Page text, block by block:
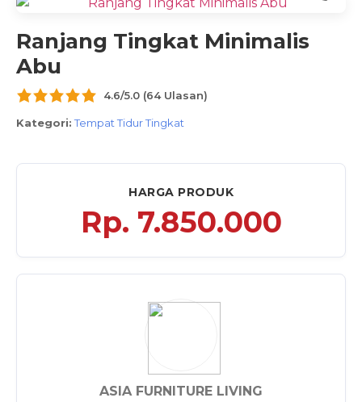
Ranjang Tingkat Minimalis
Abu
4.6/5.0 (64 Ulasan)
Kategori: Tempat Tidur Tingkat
HARGA PRODUK
Rp. 7.850.000
ASIA FURNITURE LIVING